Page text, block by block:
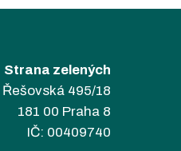
Strana zelených
Řešovská 495/18
181 00 Praha 8
IČ: 00409740